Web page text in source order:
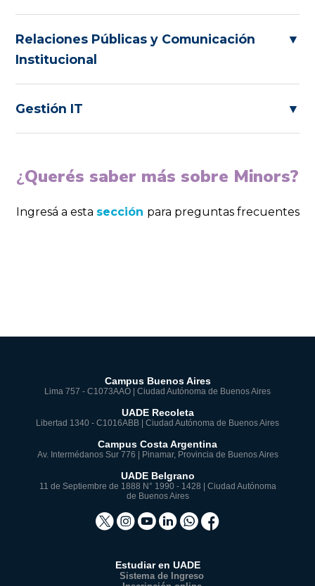
Relaciones Públicas y Comunicación
Institucional
▼
Gestión IT ▼
¿Querés saber más sobre Minors?
Ingresá a esta sección para preguntas frecuentes
Campus Buenos Aires
Lima 757 - C1073AAO | Ciudad Autónoma de Buenos Aires
UADE Recoleta
Libertad 1340 - C1016ABB | Ciudad Autónoma de Buenos Aires
Campus Costa Argentina
Av. Intermédanos Sur 776 | Pinamar, Provincia de Buenos Aires
UADE Belgrano
11 de Septiembre de 1888 N° 1990 - 1428 | Ciudad Autónoma
de Buenos Aires
Estudiar en UADE
Sistema de Ingreso